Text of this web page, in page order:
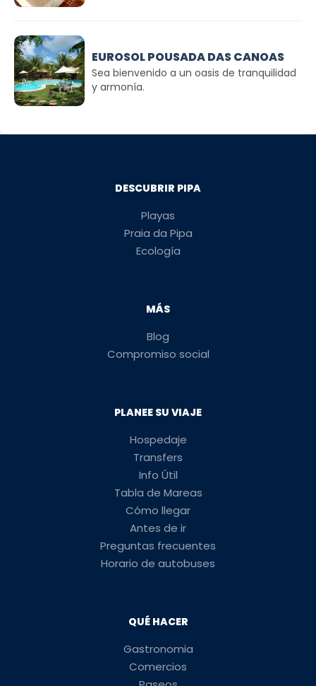
EUROSOL POUSADA DAS CANOAS
Sea bienvenido a un oasis de tranquilidad
y armonía.
DESCUBRIR PIPA
Playas
Praia da Pipa
Ecología
MÁS
Blog
Compromiso social
PLANEE SU VIAJE
Hospedaje
Transfers
Info Útil
Tabla de Mareas
Cómo llegar
Antes de ir
Preguntas frecuentes
Horario de autobuses
QUÉ HACER
Gastronomia
Comercios